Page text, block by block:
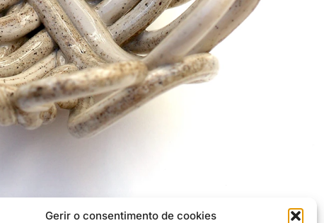
Gerir o consentimento de cookies